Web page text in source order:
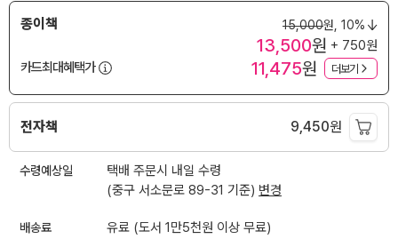
종이책 15,000원, 10%
13,500원 + 750원
카드최대혜택가
11,475원 더보기
전자책 9,450원
수령예상일
택배 주문시 내일 수령
(중구 서소문로 89-31 기준) 변경
배송료
유료 (도서 1만5천원 이상 무료)